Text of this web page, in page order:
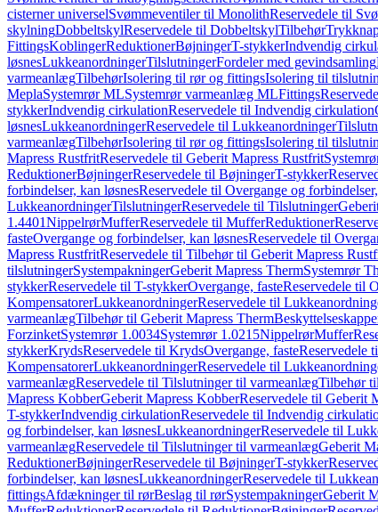
cisterner universelSvømmeventiler til MonolithReservedele til
skylningDobbeltskylReservedele til DobbeltskylTilbehør
FittingsKoblingerReduktionerBøjningerT-stykkerIndvendig
løsnesLukkeanordningerTilslutningerFordeler med gevindsamling
varmeanlægTilbehørIsolering til rør og fittingsIsolering til
MeplaSystemrør MLSystemrør varmeanlæg MLFittings
stykkerIndvendig cirkulationReservedele til Indvendig cirkulation
løsnesLukkeanordningerReservedele til Lukkeanordninger
varmeanlægTilbehørIsolering til rør og fittingsIsolering til
Mapress RustfritReservedele til Geberit Mapress Rustfrit
ReduktionerBøjningerReservedele til BøjningerT-stykker
forbindelser, kan løsnesReservedele til Overgange og
LukkeanordningerTilslutningerReservedele til Tilslutninger
1.4401NippelrørMufferReservedele til MufferReduktioner
fasteOvergange og forbindelser, kan løsnesReservedele til
Mapress RustfritReservedele til Tilbehør til Geberit Mapress
tilslutningerSystempakningerGeberit Mapress ThermSystemrør
stykkerReservedele til T-stykkerOvergange, fasteReservedele til
KompensatorerLukkeanordningerReservedele til
varmeanlægTilbehør til Geberit Mapress Therm
ForzinketSystemrør 1.0034Systemrør 1.0215NippelrørMuffer
stykkerKrydsReservedele til KrydsOvergange, fasteReservedele
KompensatorerLukkeanordningerReservedele til
varmeanlægReservedele til Tilslutninger til varmeanlægTilbehør
Mapress KobberGeberit Mapress KobberReservedele til Geberit
T-stykkerIndvendig cirkulationReservedele til Indvendig
og forbindelser, kan løsnesLukkeanordningerReservedele til
varmeanlægReservedele til Tilslutninger til varmeanlægGeberit
ReduktionerBøjningerReservedele til BøjningerT-stykker
forbindelser, kan løsnesLukkeanordningerReservedele til
fittingsAfdækninger til rørBeslag til rørSystempakningerGeberit